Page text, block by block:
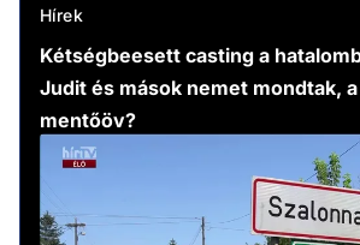
Hírek
Kétségbeesett casting a
Judit és mások nemet mondtak,
mentőöv?